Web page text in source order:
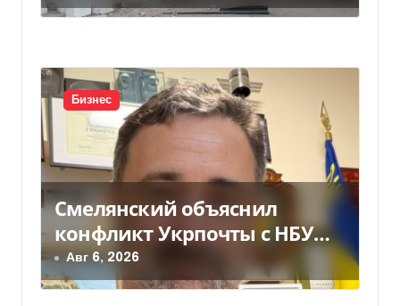
Бизнес
Смелянский объяснил
конфликт Укрпочты с НБУ
из-за платежек
Авг 6, 2026